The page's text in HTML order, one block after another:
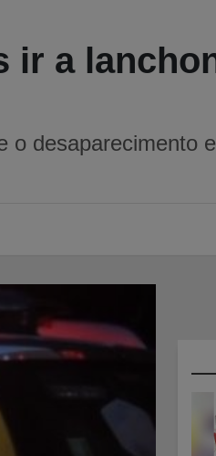
ir a
desaparecimento